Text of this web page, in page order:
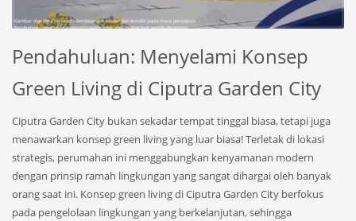
Pendahuluan: Menyelami Konsep
Green Living di Ciputra Garden City
Ciputra Garden City bukan sekadar tempat tinggal biasa, tetapi juga
menawarkan konsep green living yang luar biasa! Terletak di lokasi
strategis, perumahan ini menggabungkan kenyamanan modern
dengan prinsip ramah lingkungan yang sangat dihargai oleh banyak
orang saat ini. Konsep green living di Ciputra Garden City berfokus
pada pengelolaan lingkungan yang berkelanjutan, sehingga